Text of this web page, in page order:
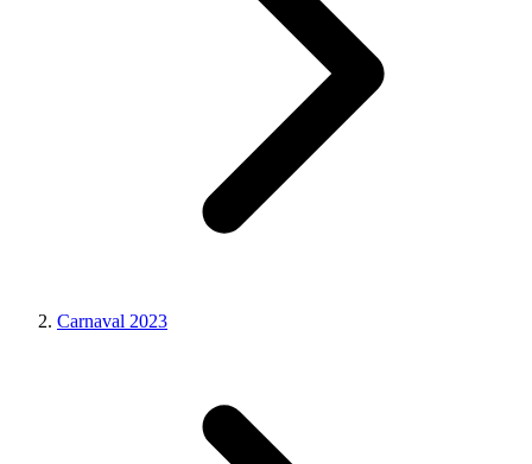
Carnaval 2023